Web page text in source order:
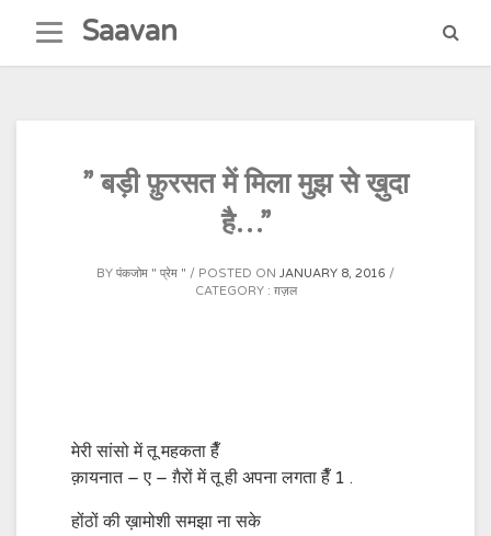
content
Saavan
” बड़ी फ़ुरसत में मिला मुझ से ख़ुदा
है…”
BY पंकजोम " प्रेम " POSTED ON JANUARY 8, 2016
CATEGORY : ग़ज़ल
मेरी सांसो में तू महकता हैँ
क़ायनात – ए – ग़ैरों में तू ही अपना लगता हैँ 1 .
होंठों की ख़ामोशी समझा ना सके